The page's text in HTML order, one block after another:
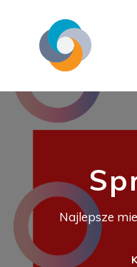
Najlepsze